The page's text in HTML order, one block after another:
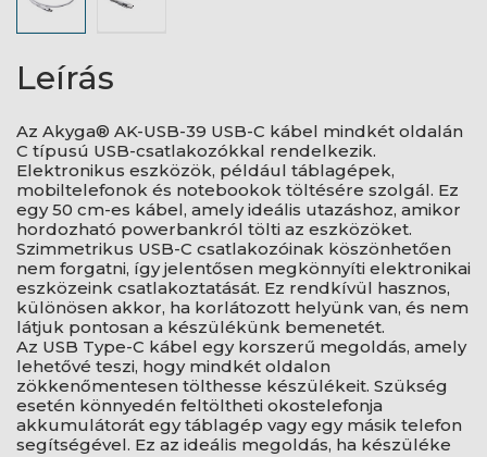
Leírás
Az Akyga® AK-USB-39 USB-C kábel mindkét oldalán
C típusú USB-csatlakozókkal rendelkezik.
Elektronikus eszközök, például táblagépek,
mobiltelefonok és notebookok töltésére szolgál. Ez
egy 50 cm-es kábel, amely ideális utazáshoz, amikor
hordozható powerbankról tölti az eszközöket.
Szimmetrikus USB-C csatlakozóinak köszönhetően
nem forgatni, így jelentősen megkönnyíti elektronikai
eszközeink csatlakoztatását. Ez rendkívül hasznos,
különösen akkor, ha korlátozott helyünk van, és nem
látjuk pontosan a készülékünk bemenetét.
Az USB Type-C kábel egy korszerű megoldás, amely
lehetővé teszi, hogy mindkét oldalon
zökkenőmentesen tölthesse készülékeit. Szükség
esetén könnyedén feltöltheti okostelefonja
akkumulátorát egy táblagép vagy egy másik telefon
segítségével. Ez az ideális megoldás, ha készüléke